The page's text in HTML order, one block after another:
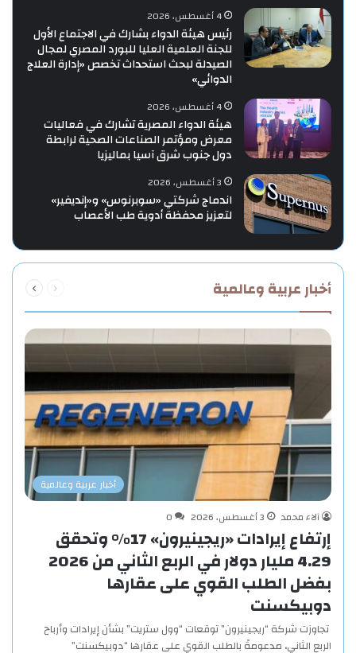
4 أغسطس، 2026
رئيس هيئة الدواء بشارك في الاجتماع الأول
للجنة العلمية العليا للبورد المصري لمجال
الصيدلة لبحث استحداث تخصص «إدارة العلاج
الدوائي»
4 أغسطس، 2026
هيئة الدواء المصرية تشارك في فعاليات
معرض ومؤتمر الصناعات الصحية لرابطة
دول جنوب شرق آسيا بماليزيا
3 أغسطس، 2026
اندماج شركتي «سوبرنوس» و«إنديفير»
لتعزيز محفظة أدوية طب الأعصاب
أخبار عربية وعالمية الصفحةالصفحة
أخبار عربية وعالمية
آلاء محمد
3 أغسطس، 2026 0
إرتفاع إيرادات «ريجينيرون» 17% وتحقق
4.29 مليار دولار في الربع الثاني من 2026
بفضل الطلب القوي على عقارها
دوبيكسنت
تجاوزت شركة “ريجينيرون” توقعات “وول ستريت” بشأن إيرادات وأرباح
الربع الثاني، مدعومةً بالطلب القوي على عقارها “دوبيكسنت”